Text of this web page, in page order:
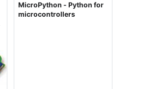
compact electronic circuit boar...
MicroPython - Python for
microcontrollers